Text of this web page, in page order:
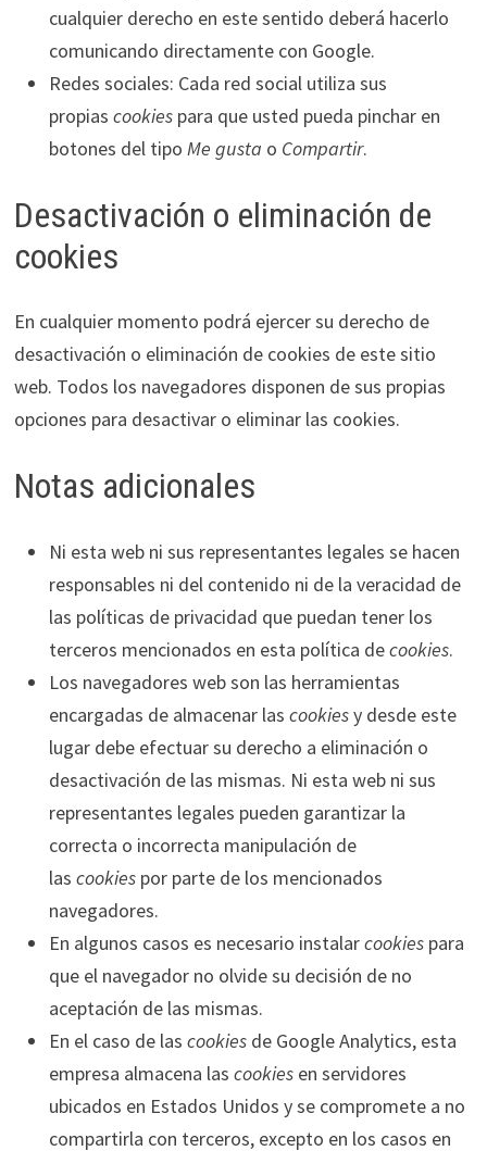
cualquier derecho en este sentido deberá hacerlo
comunicando directamente con Google.
Redes sociales: Cada red social utiliza sus
propias cookiespara que usted pueda pinchar en
botones del tipo Me gusta o Compartir.
Desactivación o eliminación de
cookies
En cualquier momento podrá ejercer su derecho de
desactivación o eliminación de cookies de este sitio
web. Todos los navegadores disponen de sus propias
opciones para desactivar o eliminar las cookies.
Notas adicionales
Ni esta web ni sus representantes legales se hacen
responsables ni del contenido ni de la veracidad de
las políticas de privacidad que puedan tener los
terceros mencionados en esta política decookies.
Los navegadores web son las herramientas
encargadas de almacenar las cookiesy desde este
lugar debe efectuar su derecho a eliminación o
desactivación de las mismas. Ni esta web ni sus
representantes legales pueden garantizar la
correcta o incorrecta manipulación de
las cookiespor parte de los mencionados
navegadores.
En algunos casos es necesario instalarcookiespara
que el navegador no olvide su decisión de no
aceptación de las mismas.
En el caso de las cookiesde Google Analytics, esta
empresa almacena las cookiesen servidores
ubicados en Estados Unidos y se compromete a no
compartirla con terceros, excepto en los casos en